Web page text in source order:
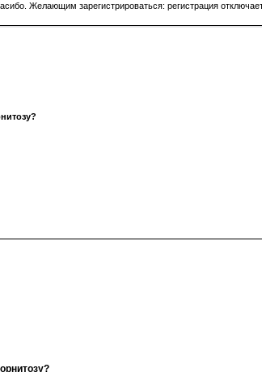
Желающим зарегистрироваться: регистрация